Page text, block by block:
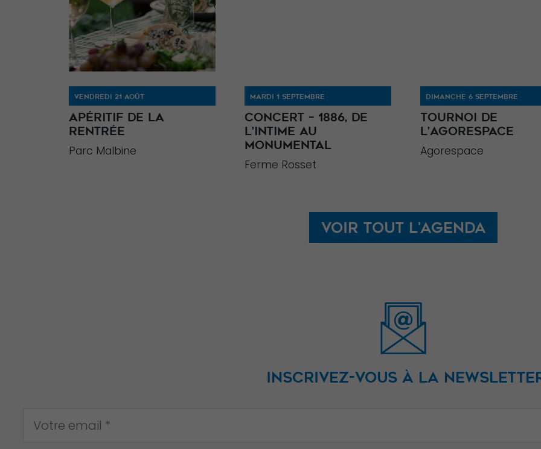
VENDREDI 21 AOÛT
APÉRITIF DE LA
RENTRÉE
Parc Malbine
MARDI 1 SEPTEMBRE
CONCERT – 1886, DE
L’INTIME AU
MONUMENTAL
Ferme Rosset
DIMANCHE 6 SEPTEMBRE
TOURNOI DE
L’AGORESPACE
Agorespace
Voir tout l'agenda
INSCRIVEZ-VOUS À LA